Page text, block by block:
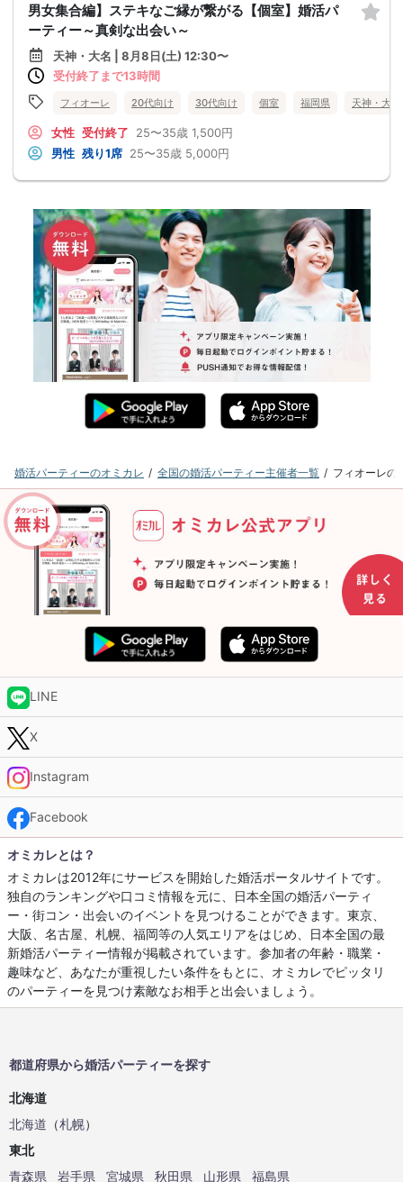
男女集合編】ステキなご縁が繋がる【個室】婚活パ
ーティー～真剣な出会い～
天神・大名 | 8月8日(土) 12:30〜
受付終了まで13時間
フィオーレ 20代向け 30代向け 個室 福岡県 天神・大名
女性 受付終了 25〜35歳 1,500円
男性 残り1席 25〜35歳 5,000円
婚活パーティーのオミカレ 全国の婚活パーティー主催者一覧 フィオーレの
LINE
X
Instagram
Facebook
オミカレとは？
オミカレは2012年にサービスを開始した婚活ポータルサイトです。
独自のランキングや口コミ情報を元に、日本全国の婚活パーティ
ー・街コン・出会いのイベントを見つけることができます。東京、
大阪、名古屋、札幌、福岡等の人気エリアをはじめ、日本全国の最
新婚活パーティー情報が掲載されています。参加者の年齢・職業・
趣味など、あなたが重視したい条件をもとに、オミカレでピッタリ
のパーティーを見つけ素敵なお相手と出会いましょう。
都道府県から婚活パーティーを探す
北海道
北海道 （札幌）
東北
青森県
岩手県 宮城県 秋田県 山形県 福島県